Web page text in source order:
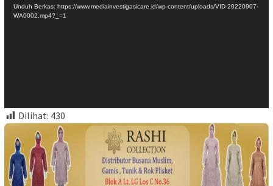
Unduh Berkas: https://www.mediainvestigasicare.id/wp-content/uploads/VID-20220907-
WA0002.mp4?_=1
Dilihat: 430